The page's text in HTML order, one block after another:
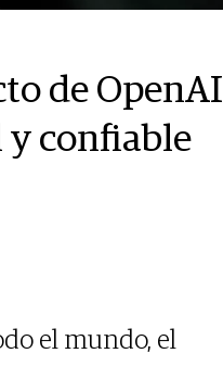
de OpenAI
y confiable
el mundo, el